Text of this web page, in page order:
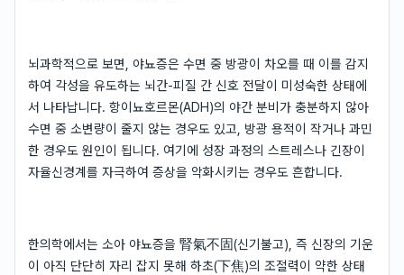
뇌과학적으로 보면, 야뇨증은 수면 중 방광이 차오를 때 이를 감지
하여 각성을 유도하는 뇌간-피질 간 신호 전달이 미성숙한 상태에
서 나타납니다. 항이뇨호르몬(ADH)의 야간 분비가 충분하지 않아
수면 중 소변량이 줄지 않는 경우도 있고, 방광 용적이 작거나 과민
한 경우도 원인이 됩니다. 여기에 성장 과정의 스트레스나 긴장이
자율신경계를 자극하여 증상을 악화시키는 경우도 흔합니다.
한의학에서는 소아 야뇨증을 腎氣不固(신기불고), 즉 신장의 기운
이 아직 단단히 자리 잡지 못해 하초(下焦)의 조절력이 약한 상태